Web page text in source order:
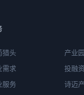
猎头
需求
服务
产业
投融
诗迈